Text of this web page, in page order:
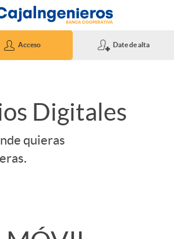
Acceso Date de alta
Digitales
quieras